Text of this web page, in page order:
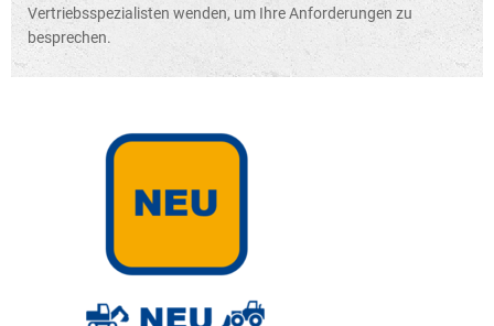
Vertriebsspezialisten wenden, um Ihre Anforderungen zu
besprechen.